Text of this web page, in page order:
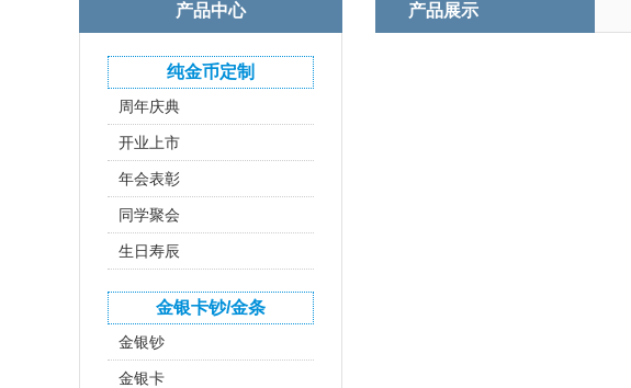
产品中心
纯金币定制
周年庆典
开业上市
年会表彰
同学聚会
生日寿辰
金银卡钞/金条
金银钞
金银卡
产品展示